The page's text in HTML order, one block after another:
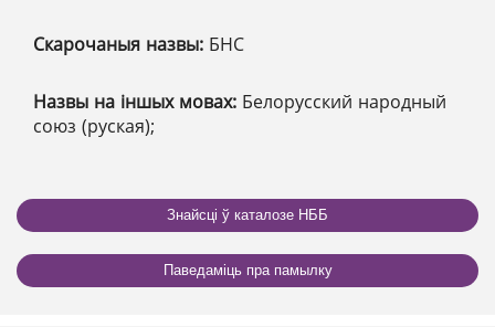
Скарочаныя назвы: БНС
Назвы на іншых мовах: Белорусский народный
союз (руская);
Знайсці ў каталозе НББ
Паведаміць пра памылку